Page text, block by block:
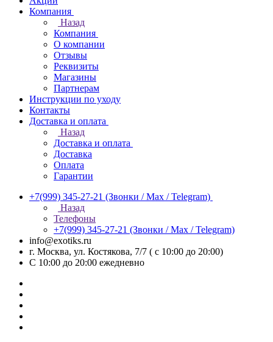
Компания
Назад
Компания
О компании
Отзывы
Реквизиты
Магазины
Партнерам
Инструкции по уходу
Контакты
Доставка и оплата
Назад
Доставка и оплата
Доставка
Оплата
Гарантии
+7(999) 345-27-21 (Звонки / Max / Telegram)
Назад
Телефоны
+7(999) 345-27-21 (Звонки / Max / Telegram)
info@exotiks.ru
г. Москва, ул. Костякова, 7/7 ( с 10:00 до 20:00)
С 10:00 до 20:00 ежедневно